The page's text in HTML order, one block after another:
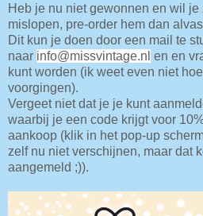
Heb je nu niet gewonnen en wil
mislopen, pre-order hem dan
Dit kun je doen door een mail te
naar info@missvintage.nl en en
kunt worden (ik weet even niet
voorgingen).
Vergeet niet dat je je kunt
waarbij je een code krijgt voor
aankoop (klik in het pop-up
zelf nu niet verschijnen, maar dat
aangemeld ;)).